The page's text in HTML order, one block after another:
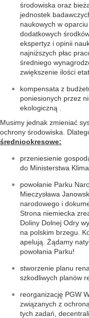
środowiska oraz
jednostek
naukowych w
dodatkowych
ekspertyz i opinii
najniższych płac
średniego
zwiększenie ilości
kompensata z
poniesionych przez
ekologiczną .
Musimy jednak zmieniać
ochrony środowiska.
średniookresowe:
przeniesienie
do Ministerstwa
powołanie Parku
Mieczysława
narodowego i
Strona niemiecka
Doliny Dolnej Odry
na polskim brzegu.
apelują. Żądamy
powołania Parku!
stworzenie planu
szkodliwych planów
reorganizację PGW
związanych z
tych zadań,